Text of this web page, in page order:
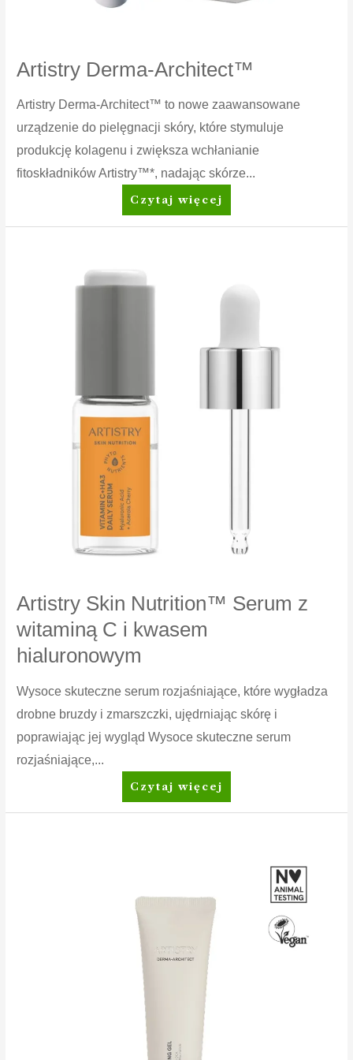
Artistry Derma-Architect™
Artistry Derma-Architect™ to nowe zaawansowane
urządzenie do pielęgnacji skóry, które stymuluje
produkcję kolagenu i zwiększa wchłanianie
fitoskładników Artistry™*, nadając skórze...
Artistry
Derma-
Czytaj więcej
Artistry Skin Nutrition™ Serum z
witaminą C i kwasem
hialuronowym
Wysoce skuteczne serum rozjaśniające, które wygładza
drobne bruzdy i zmarszczki, ujędrniając skórę i
poprawiając jej wygląd Wysoce skuteczne serum
rozjaśniające,...
Artistry
Skin
kwasem
hialuronowym
Czytaj więcej